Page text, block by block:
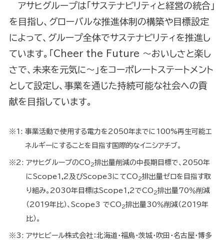
アサヒグループは「サステナビリティと経営の統合」
を目指し、グローバルな推進体制の構築や目標設定
によって、グループ全体でサステナビリティを推進し
ています。「Cheer the Future ～おいしさと楽し
さで、未来を元気に～」をコーポレートステートメント
として設定し、事業を通じた持続可能な社会への貢
献を目指しています。
※1: 事業活動で使用する電力を2050年までに100%再生可能エ
ネルギーにすることを目指す国際的なイニシアチブ。
※2: アサヒグループのCO 2排出量削減の中長期目標で、2050年
にScope1,2及びScope3にてCO 2排出量ゼロを目指す取
り組み。2030年目標はScope1,2でCO 2排出量70％削減
（2019年比）、Scope3 でCO 2排出量30％削減（2019年
比）。
※3: アサヒビール株式会社：北海道・福島・茨城・吹田・名古屋・博多